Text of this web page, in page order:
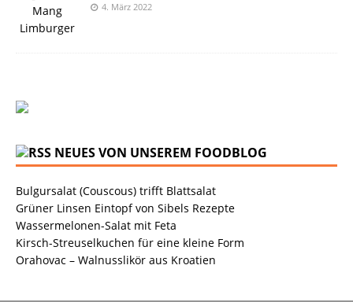
4. März 2022
NEUES VON UNSEREM FOODBLOG
Bulgursalat (Couscous) trifft Blattsalat
Grüner Linsen Eintopf von Sibels Rezepte
Wassermelonen-Salat mit Feta
Kirsch-Streuselkuchen für eine kleine Form
Orahovac – Walnusslikör aus Kroatien